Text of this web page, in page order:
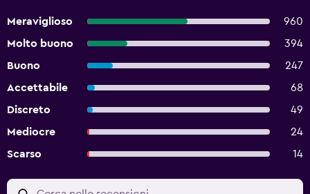
Meraviglioso
960
Molto buono
394
Buono
247
Accettabile
68
Discreto
49
Mediocre
24
Scarso
14